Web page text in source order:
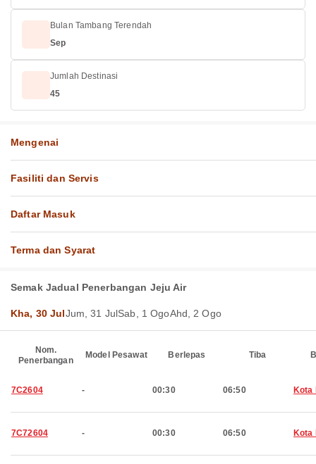
Bulan Tambang Terendah
Sep
Jumlah Destinasi
45
Mengenai
Fasiliti dan Servis
Daftar Masuk
Terma dan Syarat
Semak Jadual Penerbangan Jeju Air
Kha, 30 JulJum, 31 JulSab, 1 OgoAhd, 2 Ogo
Nom.
Penerbangan
Model Pesawat Berlepas Tiba
7C2604 - 00:30 06:50 Kota
7C72604 - 00:30 06:50 Kota